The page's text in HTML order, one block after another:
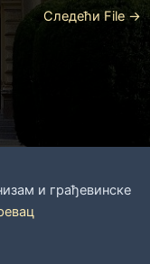
Следећи File→
и грађевинске